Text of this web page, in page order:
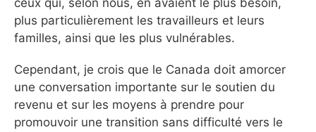
ceux qui, selon nous, en avaient le plus besoin,
plus particulièrement les travailleurs et leurs
familles, ainsi que les plus vulnérables.
Cependant, je crois que le Canada doit amorcer
une conversation importante sur le soutien du
revenu et sur les moyens à prendre pour
promouvoir une transition sans difficulté vers le